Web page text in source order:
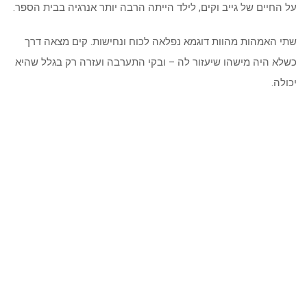
על החיים של גייב וקים, לילד הייתה הרבה יותר אנרגיה בבית הספר.
שתי האמהות מהוות דוגמא נפלאה לכוח ונחישות. קים מצאה דרך
כשלא היה מישהו שיעזור לה – ובקי התערבה ועזרה רק בגלל שהיא
יכולה.